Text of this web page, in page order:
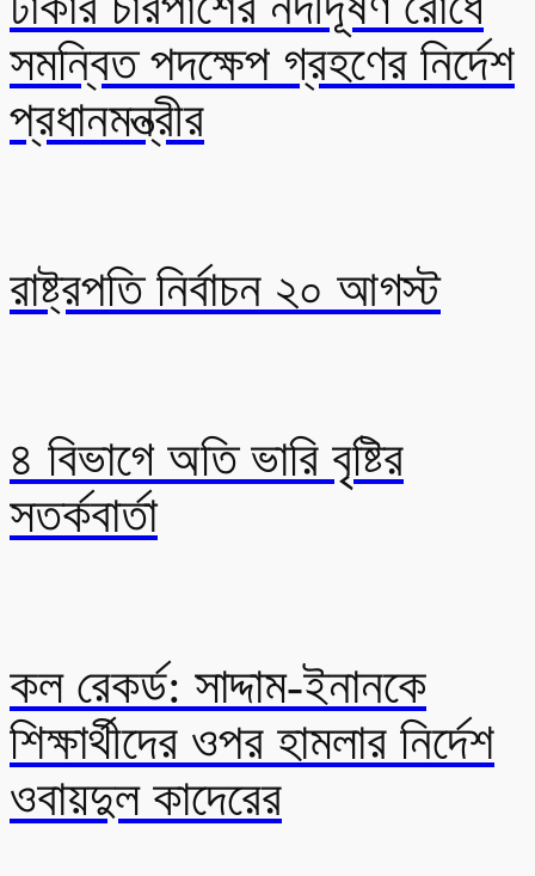
সমন্বিত পদক্ষেপ গ্রহণের নির্দেশ
প্রধানমন্ত্রীর
রাষ্ট্রপতি নির্বাচন ২০ আগস্ট
৪ বিভাগে অতি ভারি বৃষ্টির
সতর্কবার্তা
কল রেকর্ড: সাদ্দাম-ইনানকে
শিক্ষার্থীদের ওপর হামলার নির্দেশ
ওবায়দুল কাদেরের